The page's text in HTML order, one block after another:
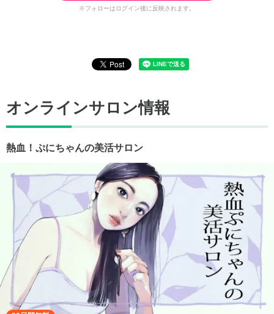
※フォローはログイン後に反映されます。
オンラインサロン情報
熱血！ぷにちゃんの美活サロン